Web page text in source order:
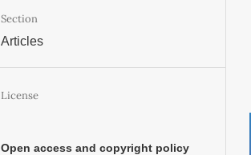
Section
Articles
License
Open access and copyright policy